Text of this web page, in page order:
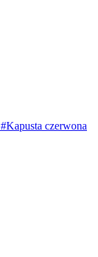
#Kapusta czerwona